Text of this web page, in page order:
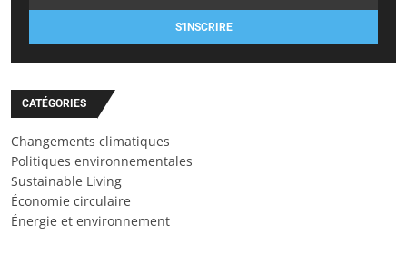
S'INSCRIRE
CATÉGORIES
Changements climatiques
Politiques environnementales
Sustainable Living
Économie circulaire
Énergie et environnement